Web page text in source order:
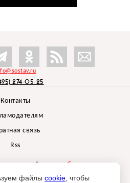
274-05-25
Контакты
связь
Rss
проектбрендингового
Depot
файлы cookie , чтобы